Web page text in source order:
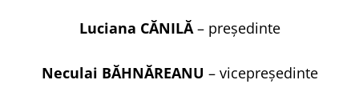
Luciana CĂNILĂ– președinte
Neculai BĂHNĂREANU – vicepreședinte